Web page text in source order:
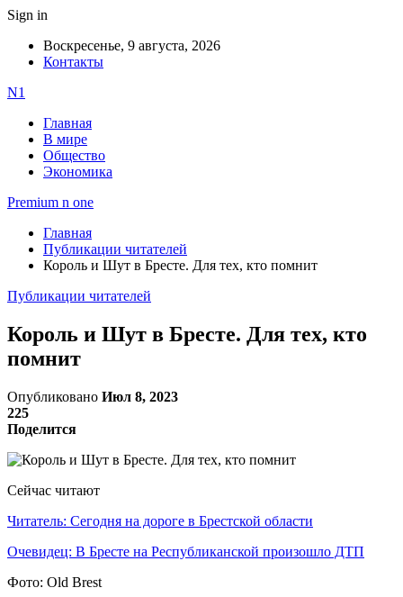
Sign in
Воскресенье, 9 августа, 2026
Контакты
N1
Главная
В мире
Общество
Экономика
Premium n one
Главная
Публикации читателей
Король и Шут в Бресте. Для тех, кто помнит
Публикации читателей
Король и Шут в Бресте. Для тех, кто
помнит
Опубликовано Июл 8, 2023
225
Поделится
Сейчас читают
Читатель: Сегодня на дороге в Брестской области
Очевидец: В Бресте на Республиканской произошло ДТП
Фото: Old Brest